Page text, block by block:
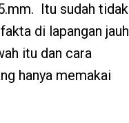
Itu sudah tidak
di lapangan jauh
itu dan cara
hanya memakai